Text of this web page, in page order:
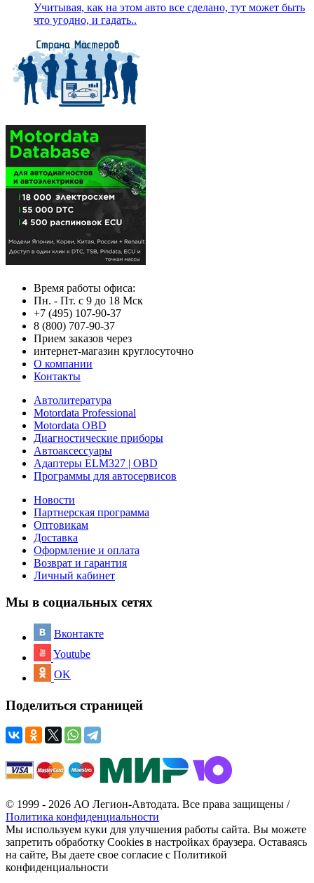
Учитывая, как на этом авто все сделано, тут может быть
что угодно, и гадать..
Время работы офиса:
Пн. - Пт. с 9 до 18 Мск
+7 (495) 107-90-37
8 (800) 707-90-37
Прием заказов через
интернет-магазин круглосуточно
О компании
Контакты
Автолитература
Motordata Professional
Motordata OBD
Диагностические приборы
Автоаксессуары
Адаптеры ELM327 | OBD
Программы для автосервисов
Новости
Партнерская программа
Оптовикам
Доставка
Оформление и оплата
Возврат и гарантия
Личный кабинет
Мы в социальных сетях
Вконтакте
Youtube
OK
Поделиться страницей
© 1999 - 2026 АО Легион-Автодата. Все права защищены /
Политика конфиденциальности
Мы используем куки для улучшения работы сайта. Вы можете
запретить обработку Cookies в настройках браузера. Оставаясь
на сайте, Вы даете свое согласие с Политикой
конфиденциальности